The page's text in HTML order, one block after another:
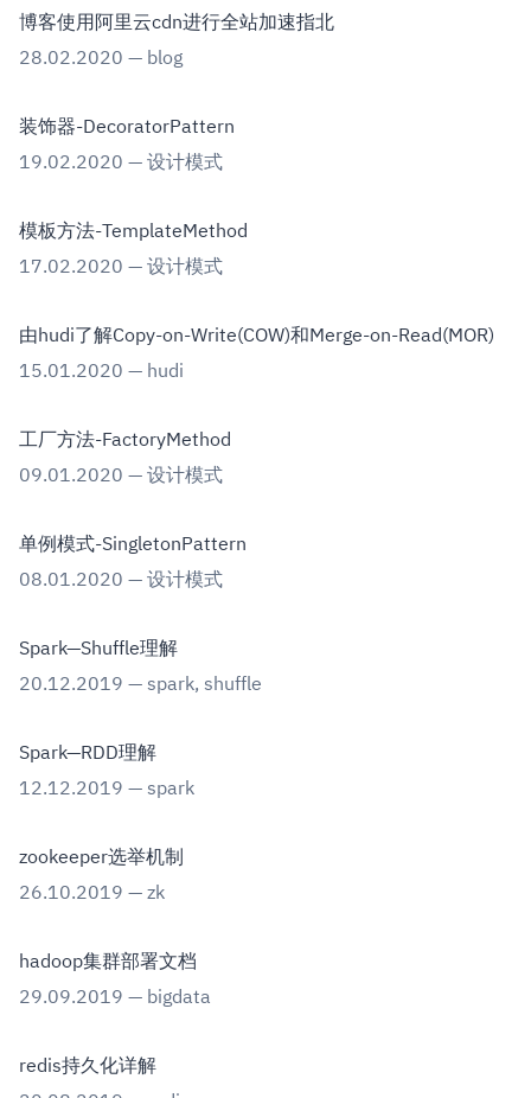
博客使用阿里云cdn进行全站加速指北
28.02.2020 — blog
装饰器-DecoratorPattern
19.02.2020 — 设计模式
模板方法-TemplateMethod
17.02.2020 — 设计模式
由hudi了解Copy-on-Write(COW)和Merge-on-Read(MOR)
15.01.2020 — hudi
工厂方法-FactoryMethod
09.01.2020 — 设计模式
单例模式-SingletonPattern
08.01.2020 — 设计模式
Spark—Shuffle理解
20.12.2019 — spark, shuffle
Spark—RDD理解
12.12.2019 — spark
zookeeper选举机制
26.10.2019 — zk
hadoop集群部署文档
29.09.2019 — bigdata
redis持久化详解